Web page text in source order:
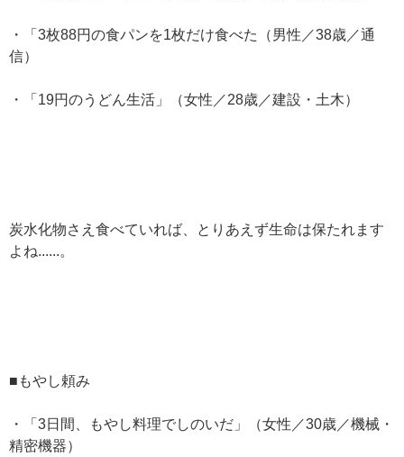
・「3枚88円の食パンを1枚だけ食べた（男性／38歳／通
信）
・「19円のうどん生活」（女性／28歳／建設・土木）
炭水化物さえ食べていれば、とりあえず生命は保たれます
よね......。
■もやし頼み
・「3日間、もやし料理でしのいだ」（女性／30歳／機械・
精密機器）